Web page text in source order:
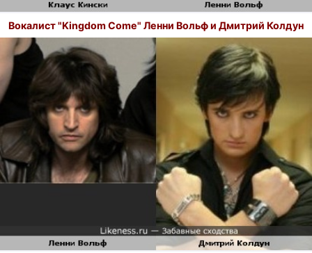
Вокалист "Kingdom Come" Ленни Вольф и Дмитрий Колдун